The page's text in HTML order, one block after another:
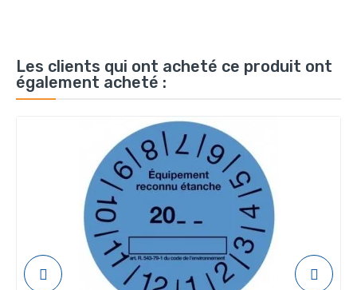
Les clients qui ont acheté ce produit ont
également acheté :